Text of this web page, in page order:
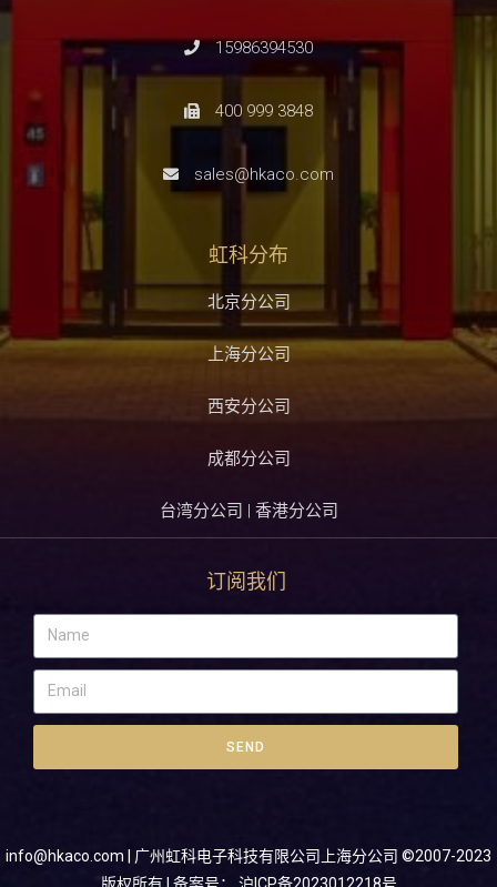
15986394530
400 999 3848
sales@hkaco.com
虹科分布
北京分公司
上海分公司
西安分公司
成都分公司
台湾分公司 | 香港分公司
订阅我们
SEND
info@hkaco.com | 广州虹科电子科技有限公司上海分公司 ©2007-2023
版权所有 | 备案号：
沪ICP备2023012218号